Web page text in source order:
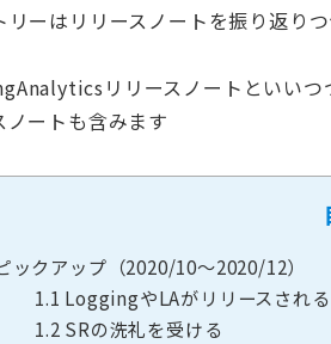
リーはリリースノートを振り返り
リリースノートといいつ
ノートも含みます
ックアップ（2020/10〜2020/12）
1.1 LoggingやLAがリリースされる
1.2 SRの洗礼を受ける